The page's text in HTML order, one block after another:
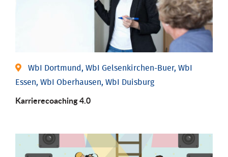
WbI Dortmund, WbI Gelsenkirchen-Buer, WbI
Essen, WbI Oberhausen, WbI Duisburg
Karriere­coaching 4.0